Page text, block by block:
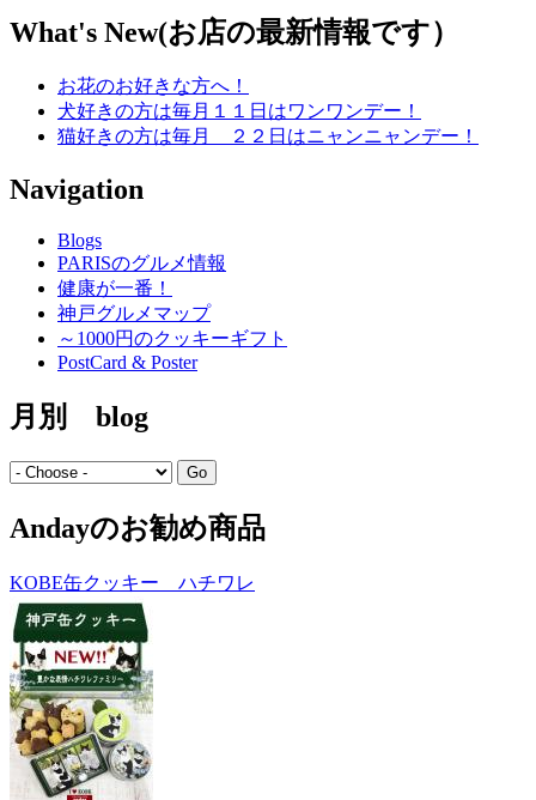
What's New(お店の最新情報です）
お花のお好きな方へ！
犬好きの方は毎月１１日はワンワンデー！
猫好きの方は毎月 ２２日はニャンニャンデー！
Navigation
Blogs
PARISのグルメ情報
健康が一番！
神戸グルメマップ
～1000円のクッキーギフト
PostCard & Poster
月別 blog
Andayのお勧め商品
KOBE缶クッキー ハチワレ